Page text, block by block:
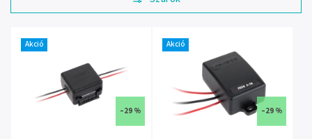
Legdrágább
termékek
Akció
–29 %
Akció
–29 %